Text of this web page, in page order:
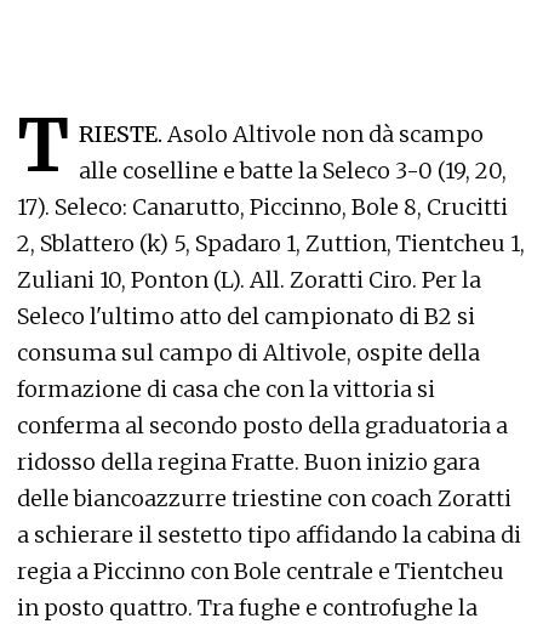
T RIESTE. Asolo Altivole non dà scampo
alle coselline e batte la Seleco 3-0 (19, 20,
17). Seleco: Canarutto, Piccinno, Bole 8, Crucitti
2, Sblattero (k) 5, Spadaro 1, Zuttion, Tientcheu 1,
Zuliani 10, Ponton (L). All. Zoratti Ciro. Per la
Seleco l'ultimo atto del campionato di B2 si
consuma sul campo di Altivole, ospite della
formazione di casa che con la vittoria si
conferma al secondo posto della graduatoria a
ridosso della regina Fratte. Buon inizio gara
delle biancoazzurre triestine con coach Zoratti
a schierare il sestetto tipo affidando la cabina di
regia a Piccinno con Bole centrale e Tientcheu
in posto quattro. Tra fughe e controfughe la